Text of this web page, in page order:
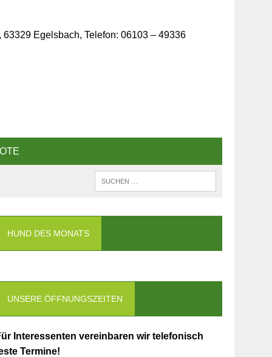
Egelsbach, Telefon: 06103 – 49336
HUND DES MONATS
UNSERE ÖFFNUNGSZEITEN
Interessenten vereinbaren wir telefonisch
Termine!